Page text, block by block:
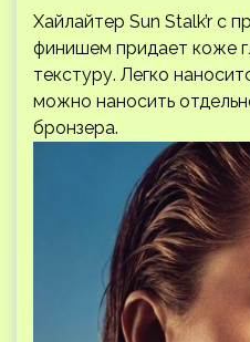
Хайлайтер Sun Stalk’r с
финишем придает коже
текстуру. Легко
можно наносить
бронзера.